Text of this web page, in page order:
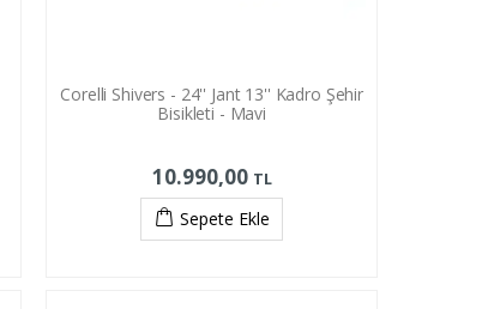
Corelli Shivers - 24'' Jant 13'' Kadro Şehir
Bisikleti - Mavi
10.990,00 TL
Sepete Ekle